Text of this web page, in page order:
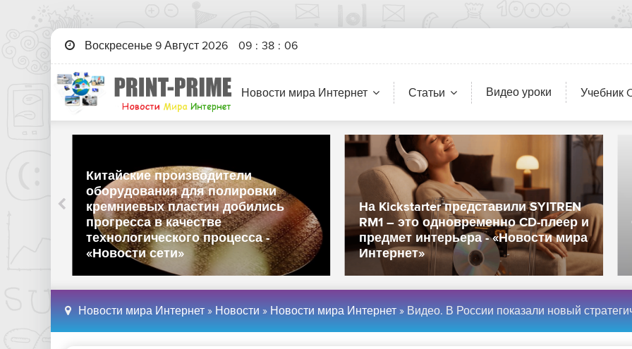
Воскресенье 9 Август 2026 09 : 38 : 07
Новости мира Интернет Статьи Видео уроки Учебник
Китайские производители
оборудования для полировки
кремниевых пластин добились
прогресса в качестве
технологического процесса -
«Новости сети»
На Kickstarter представили SYITREN
RM1 – это одновременно CD-плеер и
предмет интерьера - «Новости мира
Интернет»
Новости мира Интернет » Новости » Новости мира Интернет » Видео. В России показали новый стратегический бомбардировщик Ту-160М2 - «Интернет и